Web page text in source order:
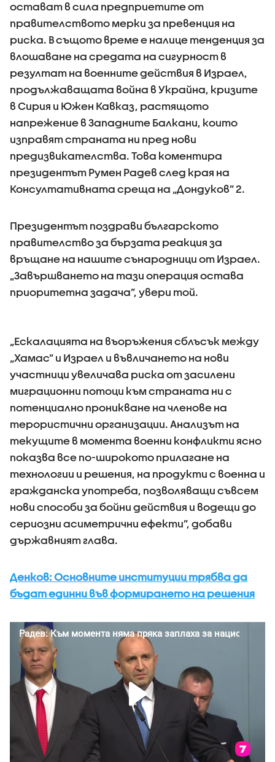
остават в сила предприетите от
правителството мерки за превенция на
риска. В същото време е налице тенденция за
влошаване на средата на сигурност в
резултат на военните действия в Израел,
продължаващата война в Украйна, кризите
в Сирия и Южен Кавказ, растящото
напрежение в Западните Балкани, които
изправят страната ни пред нови
предизвикателства. Това коментира
президентът Румен Радев след края на
Консултативната среща на „Дондуков” 2.
Президентът поздрави българското
правителство за бързата реакция за
връщане на нашите сънародници от Израел.
„Завършването на тази операция остава
приоритетна задача”, увери той.
„Ескалацията на въоръжения сблъсък между
„Хамас” и Израел и въвличането на нови
участници увеличава риска от засилени
миграционни потоци към страната ни с
потенциално проникване на членове на
терористични организации. Анализът на
текущите в момента военни конфликти ясно
показва все по-широкото прилагане на
технологии и решения, на продукти с военна и
гражданска употреба, позволяващи съвсем
нови способи за бойни действия и водещи до
сериозни асиметрични ефекти”, добави
държавният глава.
Денков: Основните институции трябва да
бъдат единни във формирането на решения